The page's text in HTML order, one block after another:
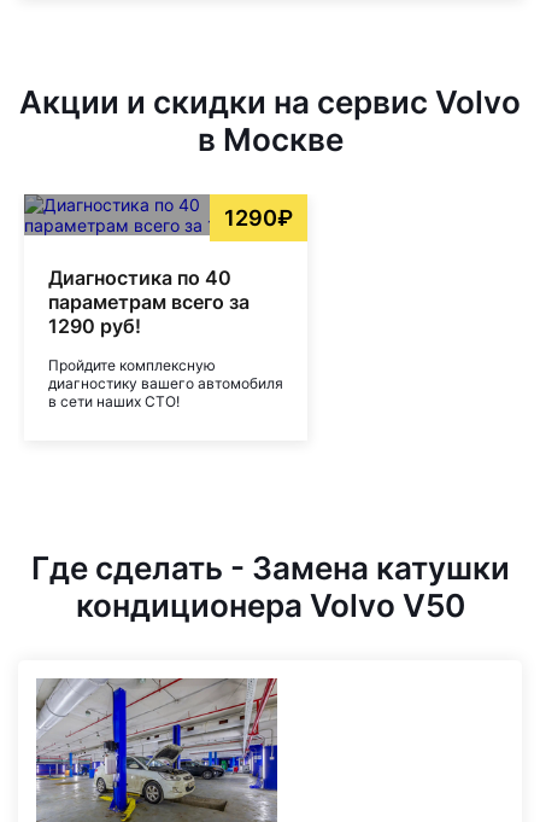
Акции и скидки на сервис Volvo
в Москве
1290₽
Диагностика по 40
параметрам всего за
1290 руб!
Пройдите комплексную
диагностику вашего автомобиля
в сети наших СТО!
Где сделать - Замена катушки
кондиционера Volvo V50